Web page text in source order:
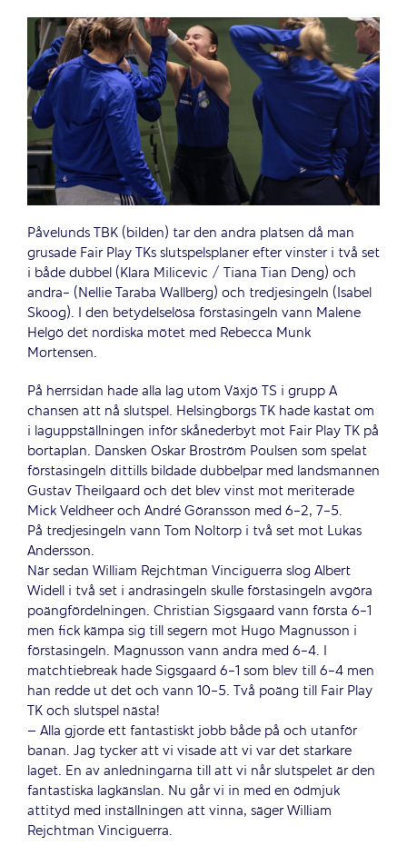
Påvelunds TBK (bilden) tar den andra platsen då man
grusade Fair Play TKs slutspelsplaner efter vinster i två set
i både dubbel (Klara Milicevic / Tiana Tian Deng) och
andra- (Nellie Taraba Wallberg) och tredjesingeln (Isabel
Skoog). I den betydelselösa förstasingeln vann Malene
Helgö det nordiska mötet med Rebecca Munk
Mortensen.
På herrsidan hade alla lag utom Växjö TS i grupp A
chansen att nå slutspel. Helsingborgs TK hade kastat om
i laguppställningen inför skånederbyt mot Fair Play TK på
bortaplan. Dansken Oskar Broström Poulsen som spelat
förstasingeln dittills bildade dubbelpar med landsmannen
Gustav Theilgaard och det blev vinst mot meriterade
Mick Veldheer och André Göransson med 6-2, 7-5.
På tredjesingeln vann Tom Noltorp i två set mot Lukas
Andersson.
När sedan William Rejchtman Vinciguerra slog Albert
Widell i två set i andrasingeln skulle förstasingeln avgöra
poängfördelningen. Christian Sigsgaard vann första 6-1
men fick kämpa sig till segern mot Hugo Magnusson i
förstasingeln. Magnusson vann andra med 6-4. I
matchtiebreak hade Sigsgaard 6-1 som blev till 6-4 men
han redde ut det och vann 10-5. Två poäng till Fair Play
TK och slutspel nästa!
– Alla gjorde ett fantastiskt jobb både på och utanför
banan. Jag tycker att vi visade att vi var det starkare
laget. En av anledningarna till att vi når slutspelet är den
fantastiska lagkänslan. Nu går vi in med en ödmjuk
attityd med inställningen att vinna, säger William
Rejchtman Vinciguerra.